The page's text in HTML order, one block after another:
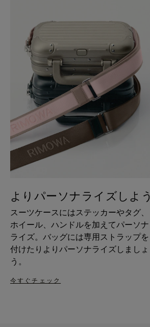
よりパーソナライズしよう
スーツケースにはステッカーやタグ、
ホイール、ハンドルを加えてパーソナ
ライズ。バッグには専用ストラップを
付けたりよりパーソナライズしましょ
う。
今すぐチェック